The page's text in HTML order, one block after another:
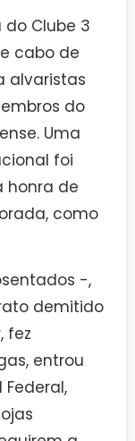
Clube 3
cabo de
alvaristas
do
Uma
foi
honra de
como
-,
demitido
fez
entrou